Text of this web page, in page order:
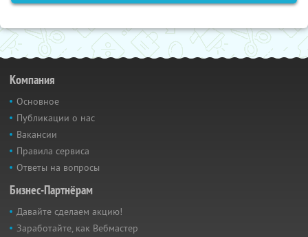
Компания
Основное
Публикации о нас
Вакансии
Правила сервиса
Ответы на вопросы
Бизнес-Партнёрам
Давайте сделаем акцию!
Заработайте, как Вебмастер